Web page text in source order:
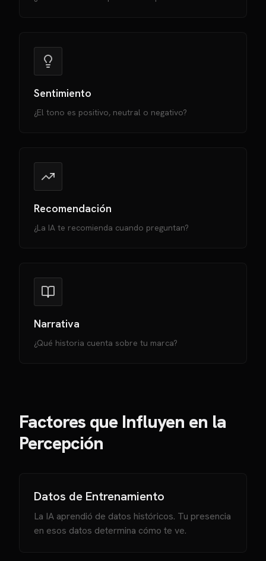
Sentimiento
¿El tono es positivo, neutral o negativo?
Recomendación
¿La IA te recomienda cuando preguntan?
Narrativa
¿Qué historia cuenta sobre tu marca?
Factores que Influyen en la
Percepción
Datos de Entrenamiento
La IA aprendió de datos históricos. Tu presencia
en esos datos determina cómo te ve.